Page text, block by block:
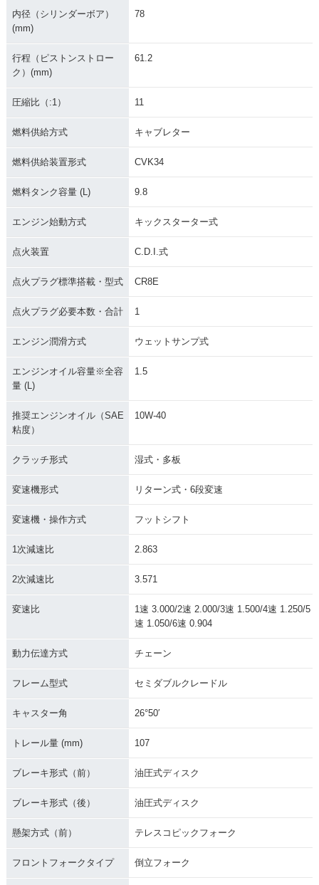
内径（シリンダーボア）
(mm)
78
行程（ピストンストロー
ク）(mm)
61.2
圧縮比（:1） 11
燃料供給方式 キャブレター
燃料供給装置形式 CVK34
燃料タンク容量 (L) 9.8
エンジン始動方式 キックスターター式
点火装置 C.D.I.式
点火プラグ標準搭載・型式 CR8E
点火プラグ必要本数・合計 1
エンジン潤滑方式 ウェットサンプ式
エンジンオイル容量※全容
量 (L)
1.5
推奨エンジンオイル（SAE
粘度）
10W-40
クラッチ形式 湿式・多板
変速機形式 リターン式・6段変速
変速機・操作方式 フットシフト
1次減速比 2.863
2次減速比 3.571
変速比
1速 3.000/2速 2.000/3速 1.500/4速 1.250/5
速 1.050/6速 0.904
動力伝達方式 チェーン
フレーム型式 セミダブルクレードル
キャスター角 26°50′
トレール量 (mm) 107
ブレーキ形式（前） 油圧式ディスク
ブレーキ形式（後） 油圧式ディスク
懸架方式（前） テレスコピックフォーク
フロントフォークタイプ 倒立フォーク